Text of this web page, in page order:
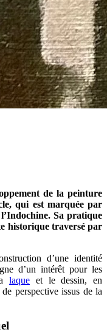
de la peinture
qui est marquée par
Sa pratique
historique traversé par
d’une identité
d’un intérêt pour les
laque et le dessin, en
perspective issus de la